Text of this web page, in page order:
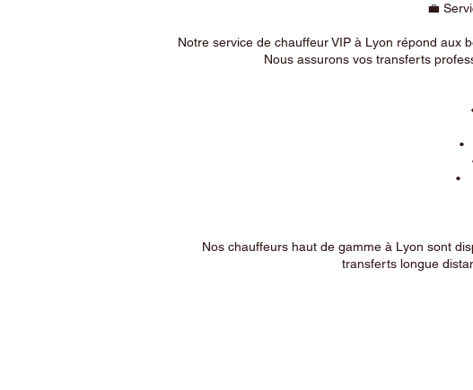
💼
Notre service de chauffeur VIP à Lyon répond aux
Nous assurons vos transferts
•
•
Nos chauffeurs haut de gamme à Lyon sont
transferts longue